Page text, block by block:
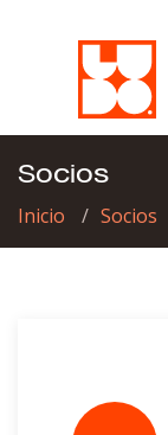
Socios
Inicio Socios